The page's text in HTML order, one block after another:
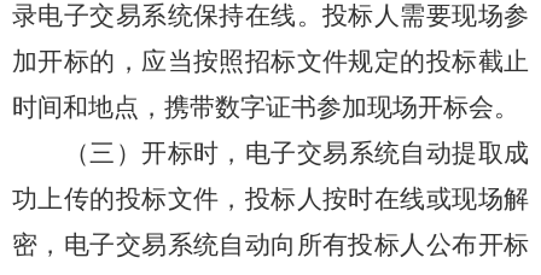
录电子交易系统保持在线。投标人需要现场参
加开标的，应当按照招标文件规定的投标截止
时间和地点，携带数字证书参加现场开标会。
（三）开标时，电子交易系统自动提取成
功上传的投标文件，投标人按时在线或现场解
密，电子交易系统自动向所有投标人公布开标